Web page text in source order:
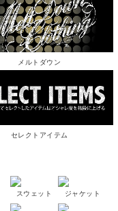
メルトダウン
セレクトアイテム
スウェット ジャケット